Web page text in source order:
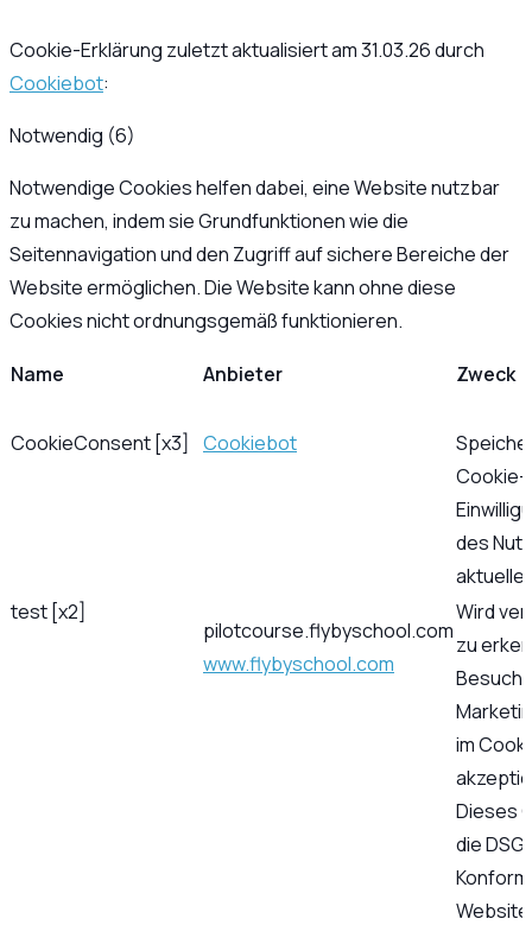
Cookie-Erklärung zuletzt aktualisiert am 31.03.26 durch
Cookiebot:
Notwendig (6)
Notwendige Cookies helfen dabei, eine Website nutzbar
zu machen, indem sie Grundfunktionen wie die
Seitennavigation und den Zugriff auf sichere Bereiche der
Website ermöglichen. Die Website kann ohne diese
Cookies nicht ordnungsgemäß funktionieren.
Name Anbieter Zweck
CookieConsent [x3] Cookiebot
Cookie-
des
aktuelle
test [x2]
pilotcourse.flybyschool.com
www.flybyschool.com
Wird
zu
im
Dieses
die